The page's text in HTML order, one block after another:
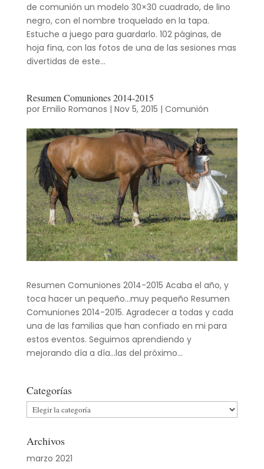
de comunión un modelo 30×30 cuadrado, de lino
negro, con el nombre troquelado en la tapa.
Estuche a juego para guardarlo. 102 páginas, de
hoja fina, con las fotos de una de las sesiones mas
divertidas de este...
Resumen Comuniones 2014-2015
por Emilio Romanos | Nov 5, 2015 | Comunión
Resumen Comuniones 2014-2015 Acaba el año, y
toca hacer un pequeño…muy pequeño Resumen
Comuniones 2014-2015. Agradecer a todas y cada
una de las familias que han confiado en mi para
estos eventos. Seguimos aprendiendo y
mejorando día a día…las del próximo...
Categorías
Categorías
Archivos
marzo 2021